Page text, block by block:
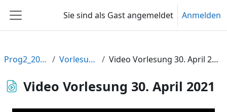
Website-Übersicht
Sie sind als Gast angemeldet Anmelden
Prog2_2021 Vorlesung Video Vorlesung 30. April 2021
Video Vorlesung 30. April 2021